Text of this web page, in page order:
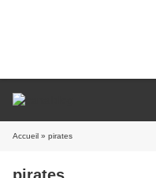
Accueil » pirates